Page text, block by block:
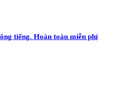
tiếng. Hoàn toàn miễn phí